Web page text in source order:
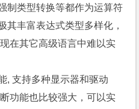
制类型转换等都作为运算符
其丰富表达式类型多样化，
在其它高级语言中难以实
, 支持多种显示器和驱动
功能也比较强大，可以实